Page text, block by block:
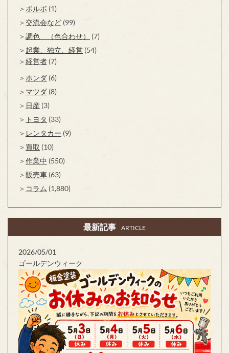
ボルボ (1)
交流会など (99)
調色 （色合わせ）
(7)
起業、独立、経営 (54)
経営者 (7)
ホンダ (6)
マツダ (8)
日産 (3)
トヨタ (33)
レンタカー (9)
買取 (10)
作業中 (550)
販売車 (63)
コラム (1,880)
最新記事 ARTICLE
2026/05/01
ゴールデンウィーク